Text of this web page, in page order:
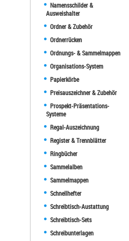
Namensschilder &
Ausweishalter
Ordner & Zubehör
Ordnerrücken
Ordnungs- & Sammelmappen
Organisations-System
Papierkörbe
Preisauszeichner & Zubehör
Prospekt-Präsentations-
Systeme
Regal-Auszeichnung
Register & Trennblätter
Ringbücher
Sammelalben
Sammelmappen
Schnellhefter
Schreibtisch-Austattung
Schreibtisch-Sets
Schreibunterlagen